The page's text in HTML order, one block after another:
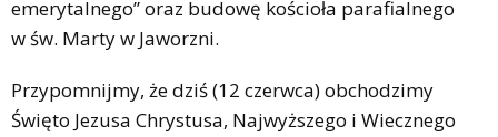
emerytalnego” oraz budowę kościoła parafialnego
w św. Marty w Jaworzni.
Przypomnijmy, że dziś (12 czerwca) obchodzimy
Święto Jezusa Chrystusa, Najwyższego i Wiecznego